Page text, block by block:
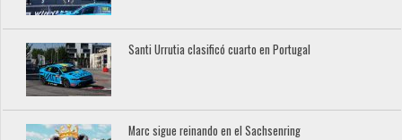
Santi Urrutia clasificó cuarto en Portugal
Marc sigue reinando en el Sachsenring